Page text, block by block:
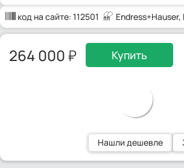
код на сайте: 112501 Endress+Hauser,
264 000 Купить
Нашли дешевле